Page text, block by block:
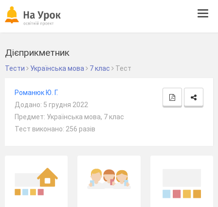
Дієприкметник
Тести Українська мова 7 клас Тест
Романюк Ю. Г.
Додано: 5 грудня 2022
Предмет: Українська мова, 7 клас
Тест виконано: 256 разів